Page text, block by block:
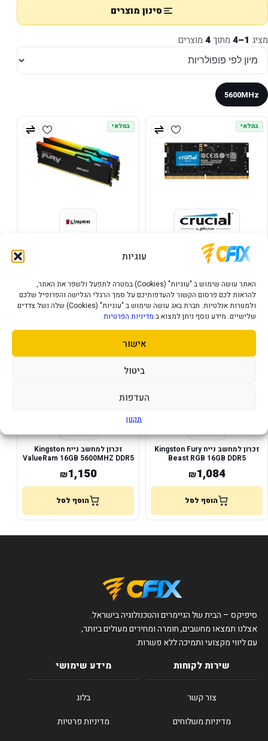
עוגיות
האתר עושה שימוש ב "עוגיות" (Cookies) במטרה לתפעל ולשפר את האתר,
להראות לכם פרסום הקשור להעדפותיכם על סמך הרגלי הגלישה והפרופיל שלכם
ולמטרות אנלטיות. חברת באג עושה שימוש ב "עוגיות" (Cookies) שלה ושל צדדים
שלישיים. מידע נוסף ניתן למצוא ב מדיניות הפרטיות
אישור
ביטול
העדפות
תקנון
סינון מוצרים
מציג 1–4 מתוך4 מוצרים
5600MHz
במלאי
DDR5 5600Mhz Crucial
978
הוסף לסל
במלאי
Beast RGB Expo 32GB 2X16
הוסף לסל
במלאי
זכרון למחשב נייח Kingston Fury
Beast RGB 16GB DDR5
5600MHZ C36 EXPO
₪1,084
הוסף לסל
במלאי
זכרון למחשב נייח Kingston
ValueRam 16GB 5600MHZ DDR5
non-ECC C46
₪1,150
הוסף לסל
סיפיקס – הבית של הגיימרים והטכנולוגיה בישראל.
אצלנו תמצאו מחשבים, חומרה ומחירים מעולים ביותר,
עם ליווי מקצועי ותמיכה ללא פשרות.
שירות לקוחות
צור קשר
מדיניות משלוחים
מידע שימושי
בלוג
מדיניות פרטיות